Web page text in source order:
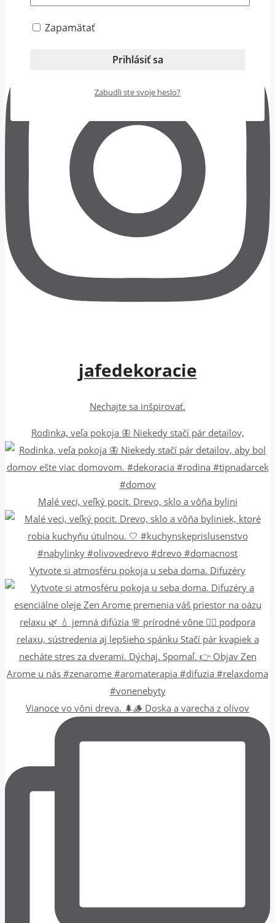
jafedekoracie
Nechajte sa inšpirovať.
Rodinka, veľa pokoja 🦋 Niekedy stačí pár detailov,
Malé veci, veľký pocit. Drevo, sklo a vôňa bylini
Vytvote si atmosféru pokoja u seba doma. Difuzéry
Vianoce vo vôni dreva. 🌲🪵 Doska a varecha z olivov
Zapamätať
Zabudli ste svoje heslo?